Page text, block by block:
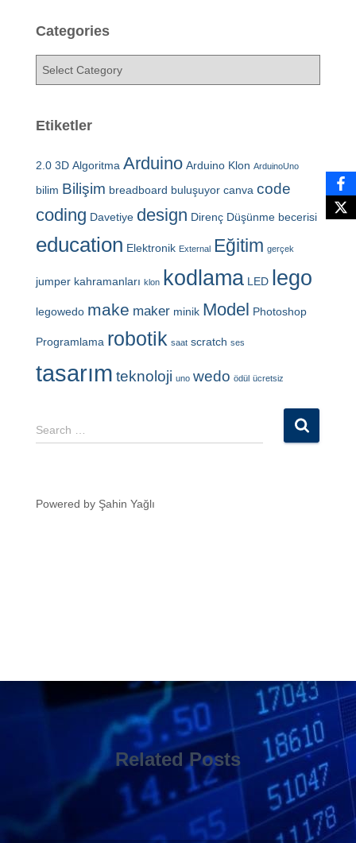
Categories
g
r
i
s
Etiketler
2.0 3D Algoritma Arduino Arduino Klon ArduinoUno
bilim Bilişim breadboard buluşuyor canva code
coding Davetiye design Direnç Düşünme becerisi
education Elektronik External Eğitim gerçek
jumper kahramanları klon kodlama LED lego
legowedo make maker minik Model Photoshop
Programlama robotik saat scratch ses
tasarım teknoloji uno wedo ödül ücretsiz
S
e
h
Search …
Powered by Şahin Yağlı
Related Posts